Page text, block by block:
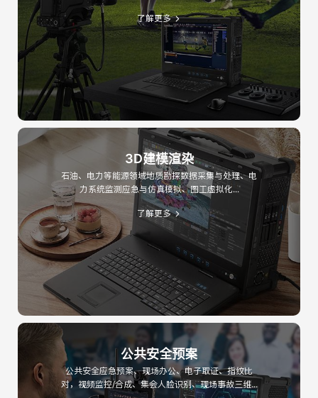
了解更多
3D建模渲染
石油、电力等能源领域地质勘探数据采集与处理、电
力系统监测应急与仿真模拟、图工虚拟化...
了解更多
公共安全预案
公共安全应急预案、现场办公、电子取证、指纹比
对，视频监控/合成、集会人脸识别、现场事故三维...